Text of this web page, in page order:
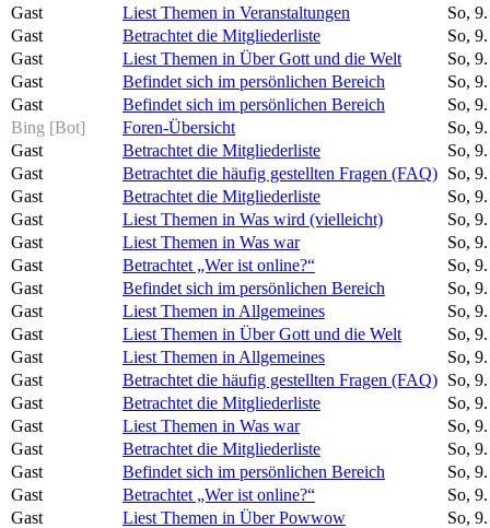
Gast
Liest Themen in Veranstaltungen
So,
Gast
Betrachtet die Mitgliederliste
So,
Gast
Liest Themen in Über Gott und die Welt
So,
Gast
Befindet sich im persönlichen Bereich
So,
Gast
Befindet sich im persönlichen Bereich
So,
Bing [Bot]
Foren-Übersicht
So,
Gast
Betrachtet die Mitgliederliste
So,
Gast
Betrachtet die häufig gestellten Fragen (FAQ) So,
Gast
Betrachtet die Mitgliederliste
So,
Gast
Liest Themen in Was wird (vielleicht)
So,
Gast
Liest Themen in Was war
So,
Gast
Betrachtet „Wer ist online?“
So,
Gast
Befindet sich im persönlichen Bereich
So,
Gast
Liest Themen in Allgemeines
So,
Gast
Liest Themen in Über Gott und die Welt
So,
Gast
Liest Themen in Allgemeines
So,
Gast
Betrachtet die häufig gestellten Fragen (FAQ) So,
Gast
Betrachtet die Mitgliederliste
So,
Gast
Liest Themen in Was war
So,
Gast
Betrachtet die Mitgliederliste
So,
Gast
Befindet sich im persönlichen Bereich
So,
Gast
Betrachtet „Wer ist online?“
So,
Gast
Liest Themen in Über Powwow
So,